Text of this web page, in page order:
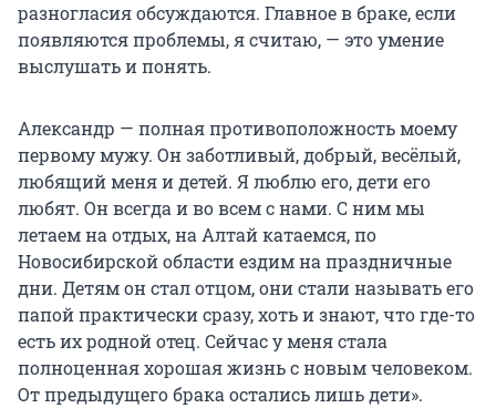
разногласия обсуждаются. Главное в браке, если
появляются проблемы, я считаю, — это умение
выслушать и понять.
Александр — полная противоположность моему
первому мужу. Он заботливый, добрый, весёлый,
любящий меня и детей. Я люблю его, дети его
любят. Он всегда и во всем с нами. С ним мы
летаем на отдых, на Алтай катаемся, по
Новосибирской области ездим на праздничные
дни. Детям он стал отцом, они стали называть его
папой практически сразу, хоть и знают, что где-то
есть их родной отец. Сейчас у меня стала
полноценная хорошая жизнь с новым человеком.
От предыдущего брака остались лишь дети».